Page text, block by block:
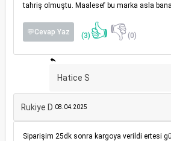
tahriş olmuştu. Maalesef bu marka asla
💬Cevap Yaz (3) 👍👎(0)
Hatice S
Rukiye D 08.04.2025
Siparişim 25dk sonra kargoya verildi ertesi